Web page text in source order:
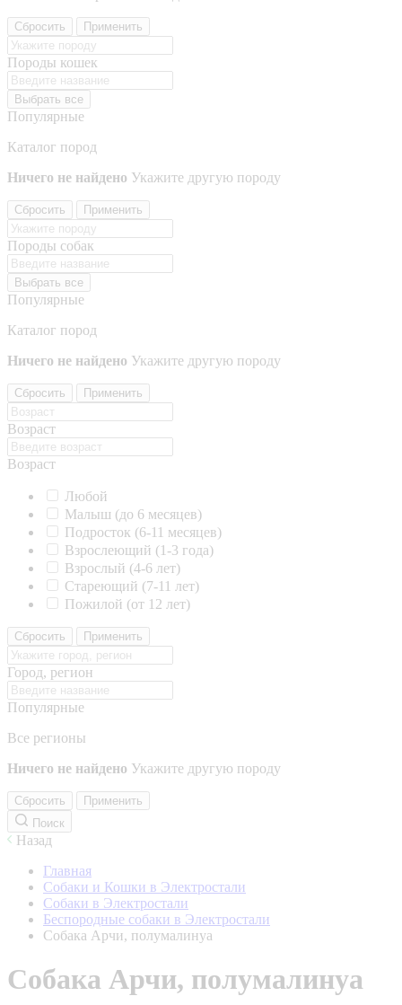
Сбросить Применить
Породы кошек
Выбрать все
Популярные
Каталог пород
Ничего не найдено Укажите другую породу
Сбросить Применить
Породы собак
Выбрать все
Популярные
Каталог пород
Ничего не найдено Укажите другую породу
Сбросить Применить
Возраст
Возраст
Любой
Малыш (до 6 месяцев)
Подросток (6-11 месяцев)
Взрослеющий (1-3 года)
Взрослый (4-6 лет)
Стареющий (7-11 лет)
Пожилой (от 12 лет)
Сбросить Применить
Город, регион
Популярные
Все регионы
Ничего не найдено Укажите другую породу
Сбросить
Применить
Поиск
Назад
Главная
Собаки и Кошки в Электростали
Собаки в Электростали
Беспородные собаки в Электростали
Собака Арчи, полумалинуа
Собака Арчи, полумалинуа